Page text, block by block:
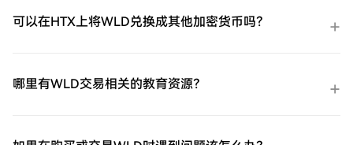
可以在HTX上将WLD兑换成其他加密货币吗？
哪里有WLD交易相关的教育资源？